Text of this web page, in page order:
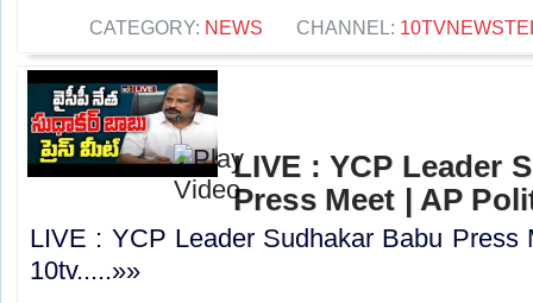
CATEGORY: NEWS CHANNEL:
LIVE : YCP Leader
Press Meet | AP
LIVE : YCP Leader Sudhakar Babu Press
10tv.....»»